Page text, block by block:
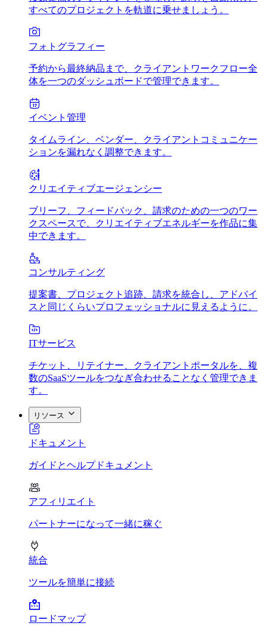
すべてのプロジェクトを軌道に乗せましょう。
フォトグラフィー
予約から最終納品まで、クライアントワークフロー全
体を一つのダッシュボードで管理できます。
イベント管理
タイムライン、ベンダー、クライアントコミュニケー
ションを漏れなく調整できます。
クリエイティブエージェンシー
ブリーフ、フィードバック、請求のための一つのワー
クスペースで、クリエイティブエネルギーを作品に集
中できます。
コンサルティング
提案書、プロジェクト追跡、請求を統合し、アドバイ
スと同じくらいプロフェッショナルに見えるように。
ITサービス
チケット、リテイナー、クライアントポータルを、複
数のSaaSツールをつなぎ合わせることなく管理できま
す。
リソース
ドキュメント
ガイドとヘルプドキュメント
アフィリエイト
パートナーになって一緒に稼ぐ
統合
ツールを簡単に接続
ロードマップ